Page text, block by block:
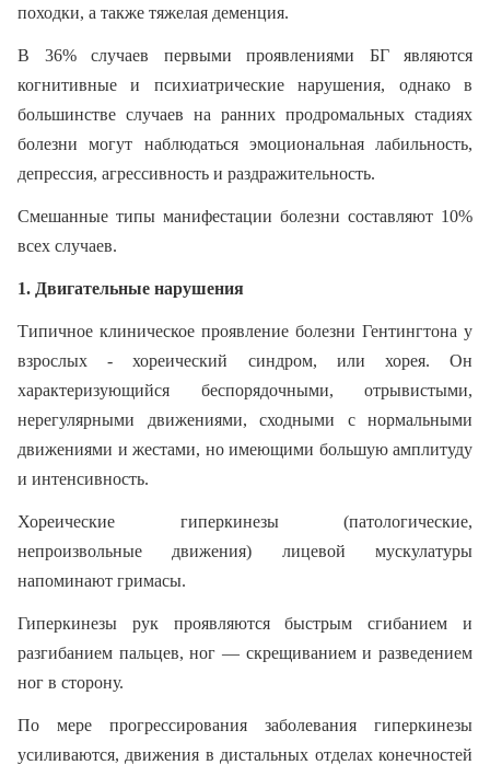
походки, а также тяжелая деменция.
В 36% случаев первыми проявлениями БГ являются
когнитивные и психиатрические нарушения, однако в
большинстве случаев на ранних продромальных стадиях
болезни могут наблюдаться эмоциональная лабильность,
депрессия, агрессивность и раздражительность.
Смешанные типы манифестации болезни составляют 10%
всех случаев.
1. Двигательные нарушения
Типичное клиническое проявление болезни Гентингтона у
взрослых - хореический синдром, или хорея. Он
характеризующийся беспорядочными, отрывистыми,
нерегулярными движениями, сходными с нормальными
движениями и жестами, но имеющими большую амплитуду
и интенсивность.
Хореические гиперкинезы (патологические,
непроизвольные движения) лицевой мускулатуры
напоминают гримасы.
Гиперкинезы рук проявляются быстрым сгибанием и
разгибанием пальцев, ног — скрещиванием и разведением
ног в сторону.
По мере прогрессирования заболевания гиперкинезы
усиливаются, движения в дистальных отделах конечностей